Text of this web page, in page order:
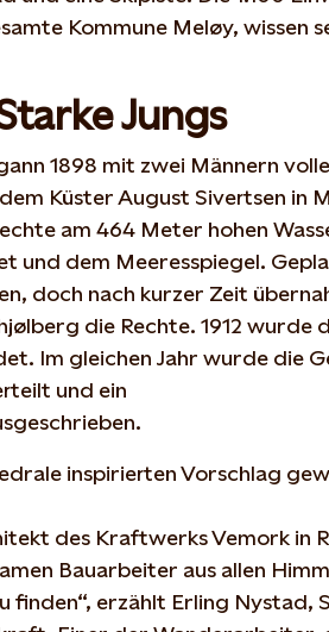
Kommune Meløy, wissen
Jungs
1898 mit zwei Männern
Küster August Sivertsen in
am 464 Meter hohen
und dem Meeresspiegel.
doch nach kurzer Zeit
die Rechte. 1912 wurde
Im gleichen Jahr wurde die
und ein
inspirierten Vorschlag
des Kraftwerks Vemork in
Bauarbeiter aus allen
finden“, erzählt Erling Nystad,